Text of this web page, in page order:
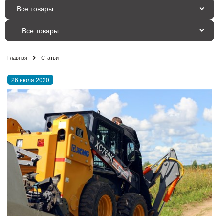
Все товары
Главная Статьи
26 июля 2020